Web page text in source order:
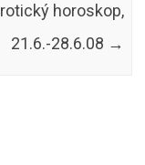
horoskop,
21.6.-28.6.08 →